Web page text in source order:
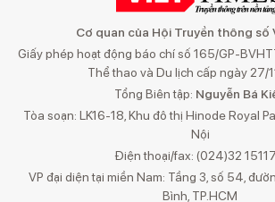
Cơ quan của Hội Truyền thông số
Giấy phép hoạt động báo chí số 165/GP-
Thể thao và Du lịch cấp ngày 27/
Tổng Biên tập: Nguyễn Bá
Tòa soạn: LK16-18, Khu đô thị Hinode Royal
Nội
Điện thoại/fax: (024)32
VP đại diện tại miền Nam: Tầng 3, số 54,
Bình, TP.HCM